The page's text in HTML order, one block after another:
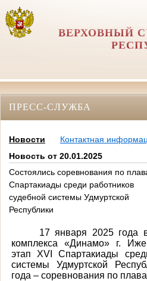
ВЕРХОВНЫЙ
ПРЕСС-СЛУЖБА
Новости
Контактная
Новость от 20.01.2025
Состоялись соревнования по
Спартакиады среди работников
судебной системы Удмуртской
Республики
17 января 2025 года
комплекса «Динамо» г.
этап XVI Спартакиады
системы Удмуртской
года – соревнования по